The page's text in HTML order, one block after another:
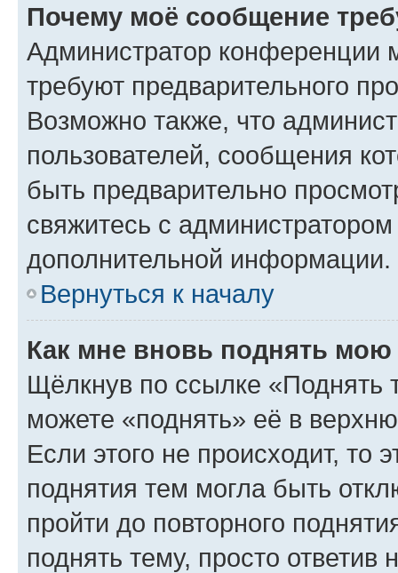
Почему моё сообщение
Администратор конференции
требуют предварительного
Возможно также, что
пользователей, сообщения
быть предварительно
свяжитесь с
дополнительной информации.
Вернуться к началу
Как мне вновь поднять мою
Щёлкнув по ссылке «Поднять
можете «поднять» её в
Если этого не происходит, то
поднятия тем могла быть
пройти до повторного
поднять тему, просто ответив